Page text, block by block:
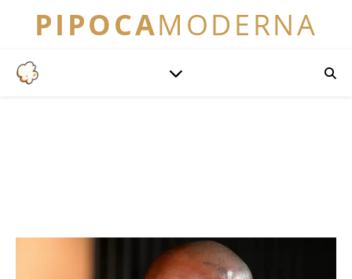
PIPOCAMODERNA